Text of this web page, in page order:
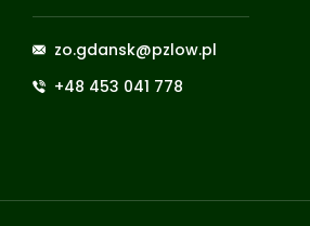
zo.gdansk@pzlow.pl
+48 453 041 778